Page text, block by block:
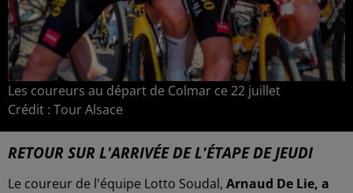
Les coureurs au départ de Colmar ce 22 juillet
Crédit : Tour Alsace
RETOUR SUR L'ARRIVÉE DE L'ÉTAPE DE JEUDI
Le coureur de l'équipe Lotto Soudal, Arnaud De Lie, a